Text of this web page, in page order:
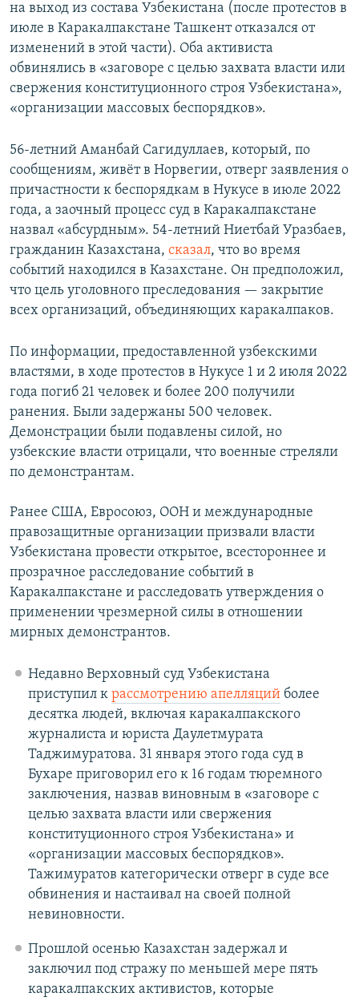
на выход из состава Узбекистана (после протестов в
июле в Каракалпакстане Ташкент отказался от
изменений в этой части). Оба активиста
обвинялись в «заговоре с целью захвата власти или
свержения конституционного строя Узбекистана»,
«организации массовых беспорядков».
56-летний Аманбай Сагидуллаев, который, по
сообщениям, живёт в Норвегии, отверг заявления о
причастности к беспорядкам в Нукусе в июле 2022
года, а заочный процесс суд в Каракалпакстане
назвал «абсурдным». 54-летний Ниетбай Уразбаев,
гражданин Казахстана, сказал, что во время
событий находился в Казахстане. Он предположил,
что цель уголовного преследования — закрытие
всех организаций, объединяющих каракалпаков.
По информации, предоставленной узбекскими
властями, в ходе протестов в Нукусе 1 и 2 июля 2022
года погиб 21 человек и более 200 получили
ранения. Были задержаны 500 человек.
Демонстрации были подавлены силой, но
узбекские власти отрицали, что военные стреляли
по демонстрантам.
Ранее США, Евросоюз, ООН и международные
правозащитные организации призвали власти
Узбекистана провести открытое, всестороннее и
прозрачное расследование событий в
Каракалпакстане и расследовать утверждения о
применении чрезмерной силы в отношении
мирных демонстрантов.
Недавно Верховный суд Узбекистана
приступил к рассмотрению апелляцийболее
десятка людей, включая каракалпакского
журналиста и юриста Даулетмурата
Таджимуратова. 31 января этого года суд в
Бухаре приговорил его к 16 годам тюремного
заключения, назвав виновным в «заговоре с
целью захвата власти или свержения
конституционного строя Узбекистана» и
«организации массовых беспорядков».
Тажимуратов категорически отверг в суде все
обвинения и настаивал на своей полной
невиновности.
Прошлой осенью Казахстан задержал и
заключил под стражу по меньшей мере пять
каракалпакских активистов, которые